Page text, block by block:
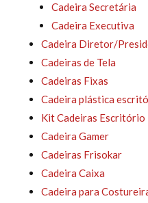
Cadeira Secretária
Cadeira Executiva
Cadeira Diretor/
Cadeiras de Tela
Cadeiras Fixas
Cadeira plástica
Kit Cadeiras Escritório
Cadeira Gamer
Cadeiras Frisokar
Cadeira Caixa
Cadeira para